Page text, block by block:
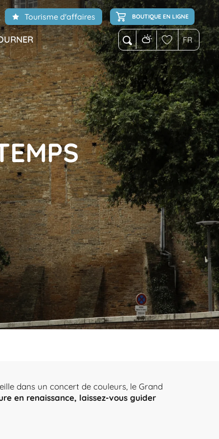
Voir les favoris
Recherche FR
Tourisme d'affaires BOUTIQUE EN LIGNE
dans un concert de couleurs, le Grand
en renaissance, laissez-vous guider